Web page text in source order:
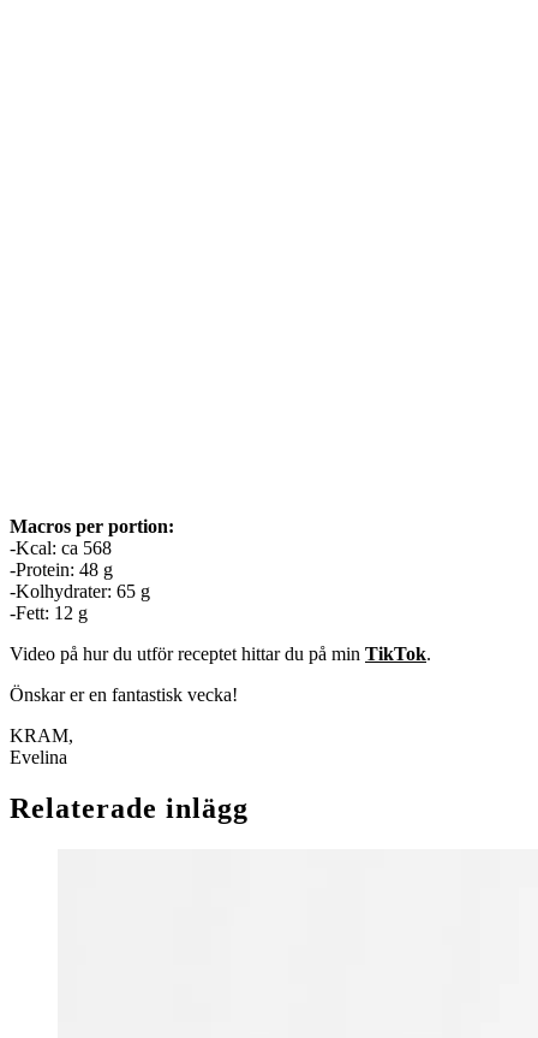
Macros per portion:
-Kcal: ca 568
-Protein: 48 g
-Kolhydrater: 65 g
-Fett: 12 g
Video på hur du utför receptet hittar du på min TikTok.
Önskar er en fantastisk vecka!
KRAM,
Evelina
Relaterade inlägg